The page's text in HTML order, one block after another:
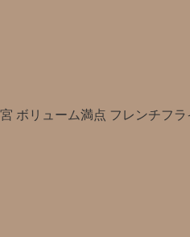
ボリューム満点 フレンチフ